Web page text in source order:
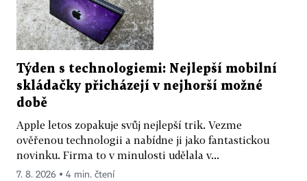
Týden s technologiemi: Nejlepší mobilní
skládačky přicházejí v nejhorší možné
době
Apple letos zopakuje svůj nejlepší trik. Vezme
ověřenou technologii a nabídne ji jako fantastickou
novinku. Firma to v minulosti udělala v...
7. 8. 2026 ▪ 4 min. čtení